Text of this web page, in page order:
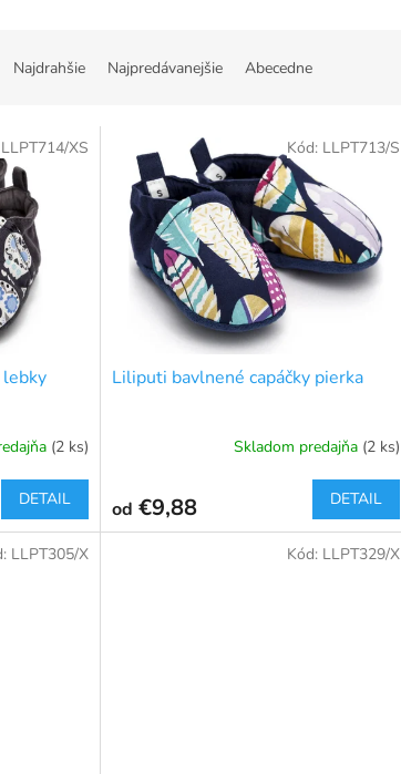
Najdrahšie Najpredávanejšie Abecedne
lebky
(2 ks)
DETAIL
LLPT714/XS
Liliputi bavlnené capáčky pierka
Skladom predajňa (2 ks)
od €9,88 DETAIL
Kód: LLPT713/S
LLPT305/X Kód: LLPT329/X